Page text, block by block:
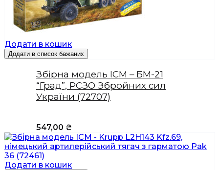
Додати в кошик
Додати в список бажаних
Збірна модель ICM – БМ-21
“Град”, РСЗО Збройних сил
України (72707)
547,00 ₴
Додати в кошик